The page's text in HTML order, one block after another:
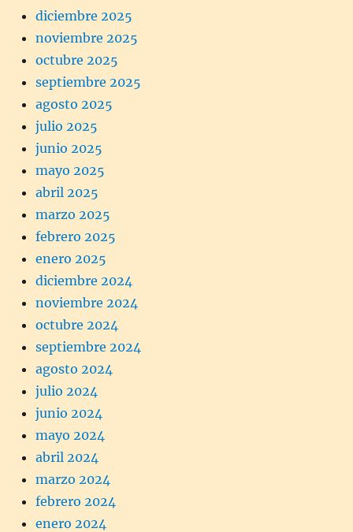
diciembre 2025
noviembre 2025
octubre 2025
septiembre 2025
agosto 2025
julio 2025
junio 2025
mayo 2025
abril 2025
marzo 2025
febrero 2025
enero 2025
diciembre 2024
noviembre 2024
octubre 2024
septiembre 2024
agosto 2024
julio 2024
junio 2024
mayo 2024
abril 2024
marzo 2024
febrero 2024
enero 2024